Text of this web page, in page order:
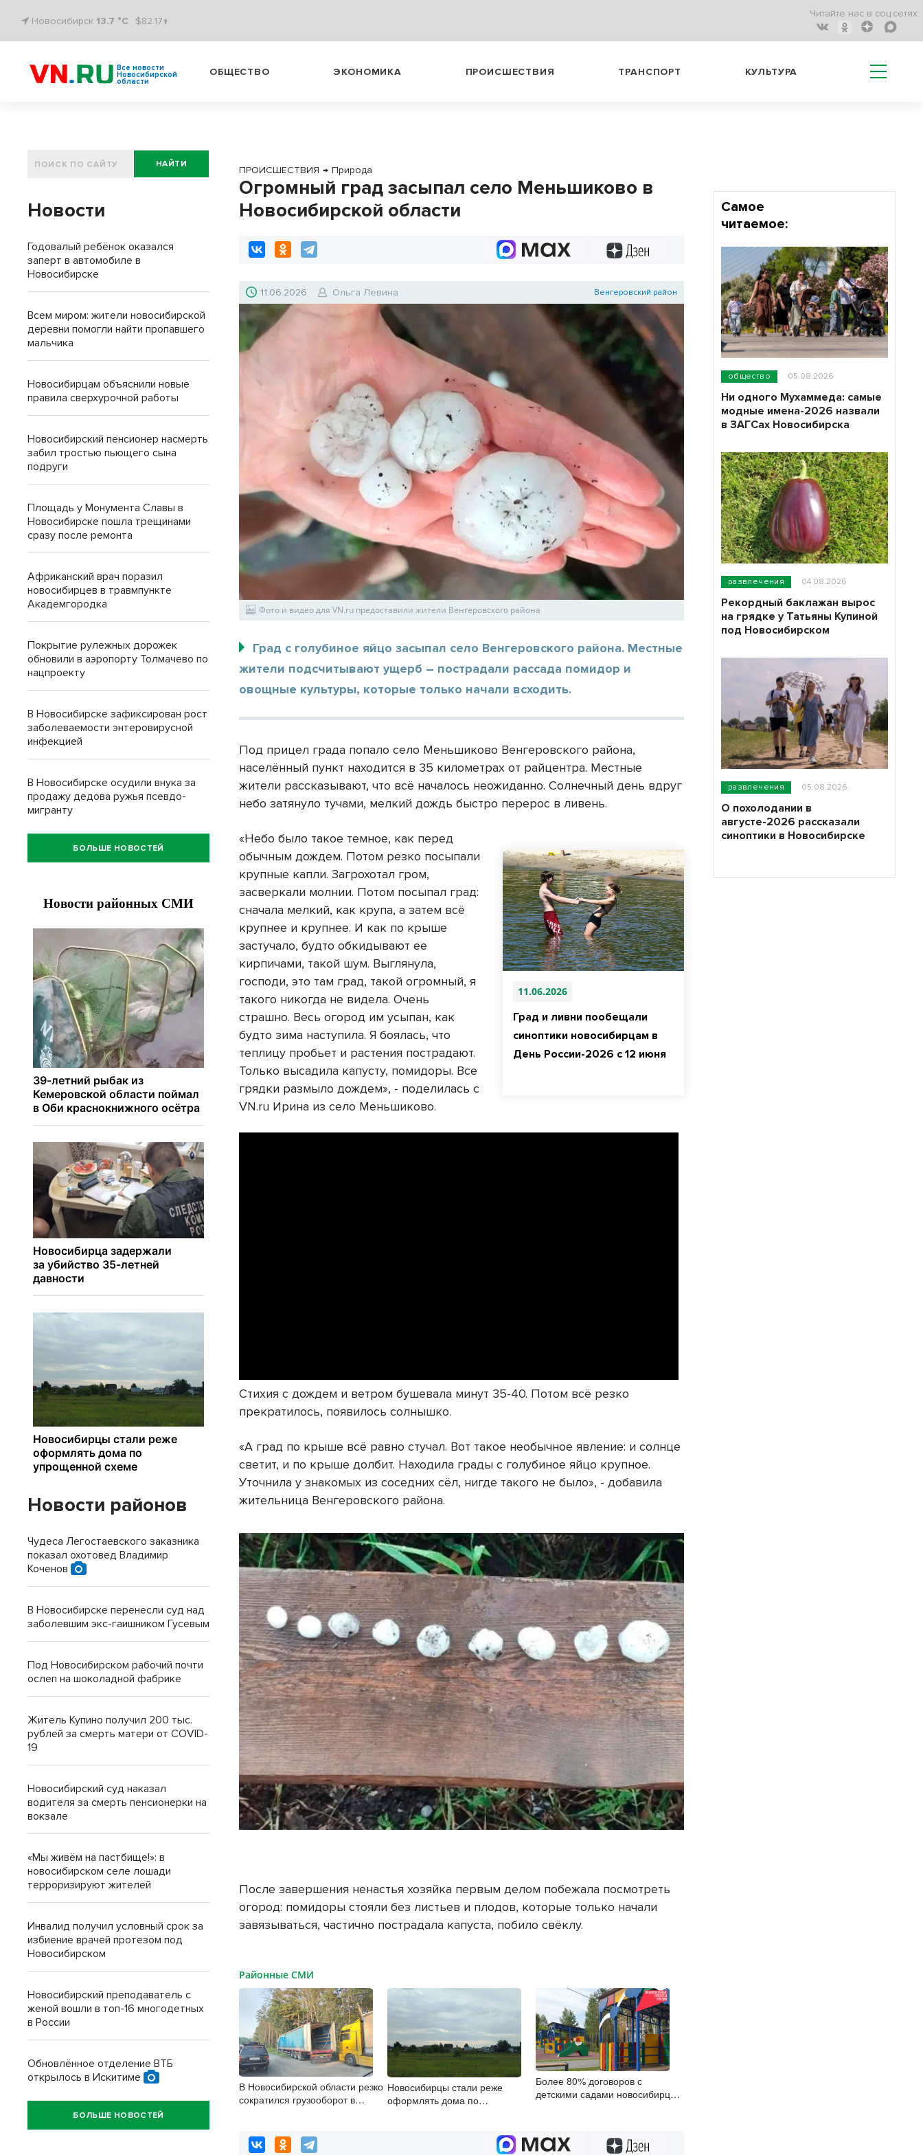
Новосибирск 13.7 °C $82.17↑
Читайте нас в соц.сетях:
Все новости
Новосибирской
области
ОБЩЕСТВО ЭКОНОМИКА ПРОИСШЕСТВИЯ ТРАНСПОРТ КУЛЬТУРА
ПРОИСШЕСТВИЯ → Природа
Огромный град засыпал село Меньшиково в
Новосибирской области
11.06.2026 Ольга Левина Венгеровский район
Фото и видео для VN.ru предоставили жители Венгеровского района
Град с голубиное яйцо засыпал село Венгеровского района. Местные
жители подсчитывают ущерб – пострадали рассада помидор и
овощные культуры, которые только начали всходить.
Под прицел града попало село Меньшиково Венгеровского района,
населённый пункт находится в 35 километрах от райцентра. Местные
жители рассказывают, что всё началось неожиданно. Солнечный день вдруг
небо затянуло тучами, мелкий дождь быстро перерос в ливень.
11.06.2026
Град и ливни пообещали
синоптики новосибирцам в
День России-2026 с 12 июня
«Небо было такое темное, как перед
обычным дождем. Потом резко посыпали
крупные капли. Загрохотал гром,
засверкали молнии. Потом посыпал град:
сначала мелкий, как крупа, а затем всё
крупнее и крупнее. И как по крыше
застучало, будто обкидывают ее
кирпичами, такой шум. Выглянула,
господи, это там град, такой огромный, я
такого никогда не видела. Очень
страшно. Весь огород им усыпан, как
будто зима наступила. Я боялась, что
теплицу пробьет и растения пострадают.
Только высадила капусту, помидоры. Все
грядки размыло дождем», - поделилась с
VN.ru Ирина из село Меньшиково.
Стихия с дождем и ветром бушевала минут 35-40. Потом всё резко
прекратилось, появилось солнышко.
«А град по крыше всё равно стучал. Вот такое необычное явление: и солнце
светит, и по крыше долбит. Находила грады с голубиное яйцо крупное.
Уточнила у знакомых из соседних сёл, нигде такого не было», - добавила
жительница Венгеровского района.
После завершения ненастья хозяйка первым делом побежала посмотреть
огород: помидоры стояли без листьев и плодов, которые только начали
завязываться, частично пострадала капуста, побило свёклу.
Районные СМИ
В Новосибирской области резко
сократился грузооборот в
Новосибирцы стали реже
оформлять дома по
Более 80% договоров с
детскими садами новосибирцы
НАЙТИ
Новости
Годовалый ребёнок оказался
заперт в автомобиле в
Новосибирске
Всем миром: жители новосибирской
деревни помогли найти пропавшего
мальчика
Новосибирцам объяснили новые
правила сверхурочной работы
Новосибирский пенсионер насмерть
забил тростью пьющего сына
подруги
Площадь у Монумента Славы в
Новосибирске пошла трещинами
сразу после ремонта
Африканский врач поразил
новосибирцев в травмпункте
Академгородка
Покрытие рулежных дорожек
обновили в аэропорту Толмачево по
нацпроекту
В Новосибирске зафиксирован рост
заболеваемости энтеровирусной
инфекцией
В Новосибирске осудили внука за
продажу дедова ружья псевдо-
мигранту
БОЛЬШЕ НОВОСТЕЙ
Новости районов
Чудеса Легостаевского заказника
показал охотовед Владимир
Коченов
В Новосибирске перенесли суд над
заболевшим экс-гаишником Гусевым
Под Новосибирском рабочий почти
ослеп на шоколадной фабрике
Житель Купино получил 200 тыс.
рублей за смерть матери от COVID-
19
Новосибирский суд наказал
водителя за смерть пенсионерки на
вокзале
«Мы живём на пастбище!»: в
новосибирском селе лошади
терроризируют жителей
Инвалид получил условный срок за
избиение врачей протезом под
Новосибирском
Новосибирский преподаватель с
женой вошли в топ-16 многодетных
в России
Обновлённое отделение ВТБ
открылось в Искитиме
БОЛЬШЕ НОВОСТЕЙ
Самое
читаемое:
общество 05.08.2026
Ни одного Мухаммеда: самые
модные имена-2026 назвали
в ЗАГСах Новосибирска
развлечения 04.08.2026
Рекордный баклажан вырос
на грядке у Татьяны Купиной
под Новосибирском
развлечения 05.08.2026
О похолодании в
августе-2026 рассказали
синоптики в Новосибирске